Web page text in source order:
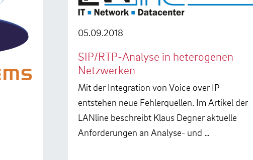
05.09.2018
SIP/RTP-Analyse in heterogenen
Netzwerken
Mit der Integration von Voice over IP
entstehen neue Fehlerquellen. Im Artikel der
LANline beschreibt Klaus Degner aktuelle
Anforderungen an Analyse- und …